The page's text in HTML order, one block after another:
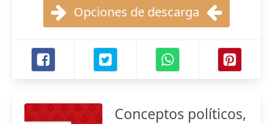
Opciones de descarga
Conceptos políticos,